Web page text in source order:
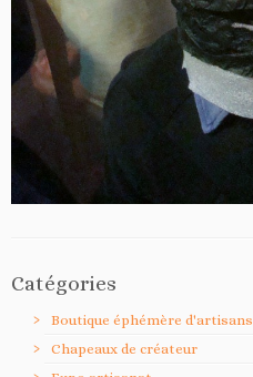
Catégories
Boutique éphémère d'artisans
Chapeaux de créateur